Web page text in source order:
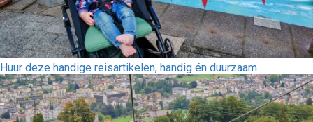
Huur deze handige reisartikelen, handig én duurzaam